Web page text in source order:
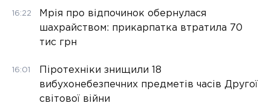
16:22
Мрія про відпочинок обернулася
шахрайством: прикарпатка втратила 70
тис грн
16:01
Піротехніки знищили 18
вибухонебезпечних предметів часів Другої
світової війни